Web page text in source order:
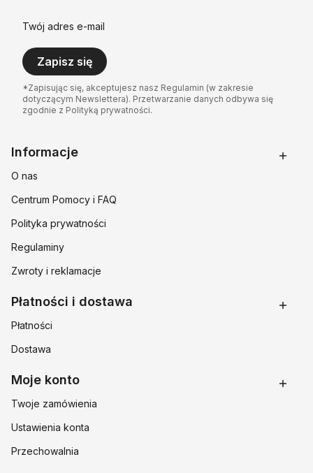
Twój adres e-mail
Zapisz się
*Zapisując się, akceptujesz nasz Regulamin (w zakresie
dotyczącym Newslettera). Przetwarzanie danych odbywa się
zgodnie z Polityką prywatności.
Linki w stopce
Informacje
O nas
Centrum Pomocy i FAQ
Polityka prywatności
Regulaminy
Zwroty i reklamacje
Płatności i dostawa
Płatności
Dostawa
Moje konto
Twoje zamówienia
Ustawienia konta
Przechowalnia